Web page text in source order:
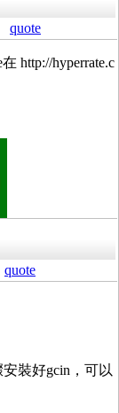
quote
http://hyperrate.c
quote
裝好gcin，可以